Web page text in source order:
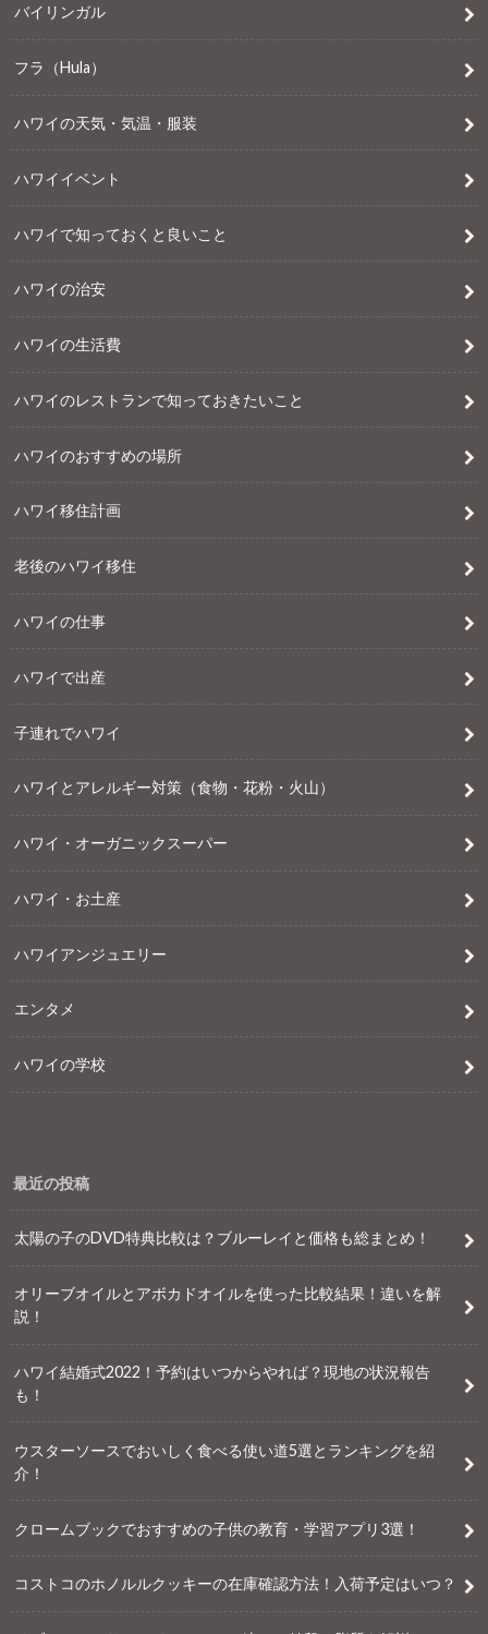
バイリンガル
フラ（Hula）
ハワイの天気・気温・服装
ハワイイベント
ハワイで知っておくと良いこと
ハワイの治安
ハワイの生活費
ハワイのレストランで知っておきたいこと
ハワイのおすすめの場所
ハワイ移住計画
老後のハワイ移住
ハワイの仕事
ハワイで出産
子連れでハワイ
ハワイとアレルギー対策（食物・花粉・火山）
ハワイ・オーガニックスーパー
ハワイ・お土産
ハワイアンジュエリー
エンタメ
ハワイの学校
最近の投稿
太陽の子のDVD特典比較は？ブルーレイと価格も総まとめ！
オリーブオイルとアボカドオイルを使った比較結果！違いを解
説！
ハワイ結婚式2022！予約はいつからやれば？現地の状況報告
も！
ウスターソースでおいしく食べる使い道5選とランキングを紹
介！
クロームブックでおすすめの子供の教育・学習アプリ3選！
コストコのホノルルクッキーの在庫確認方法！入荷予定はいつ？